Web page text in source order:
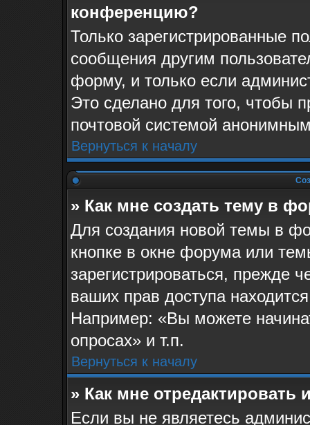
конференцию?
Только зарегистрированные
сообщения другим
форму, и только если
Это сделано для того, чтобы
почтовой системой
Вернуться к началу
» Как мне создать тему в
Для создания новой темы в
кнопке в окне форума или
зарегистрироваться, прежде
ваших прав доступа
Например: «Вы можете
опросах» и т.п.
Вернуться к началу
» Как мне отредактировать
Если вы не являетесь